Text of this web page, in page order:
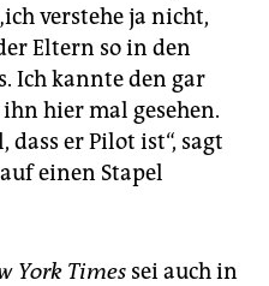
verstehe ja nicht,
Eltern so in den
Ich kannte den gar
hier mal gesehen.
er Pilot ist“, sagt
einen Stapel
York Times sei auch in